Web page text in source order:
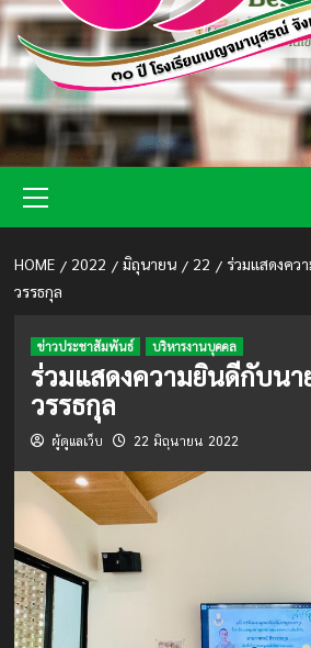
Menu
HOME 2022 มิถุนายน 22
ร่วมแสดงคว
วรรธกุล
ข่าวประชาสัมพันธ์ บริหารงานบุคคล
ร่วมแสดงความยินดีกับน
วรรธกุล
ผู้ดูแลเว็บ 22 มิถุนายน 2022